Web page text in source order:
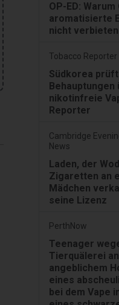
OP-ED:
aromatisierte
nicht
Tobacco Reporter
Südkorea prüft
Behauptungen
nikotinfreie
Reporter
Cambridge
News
Laden, der
Zigaretten an
Mädchen
seine Lizenz
PerthNow
Teenager
Tierquälerei
angeblichem
eines
bei dem Vape